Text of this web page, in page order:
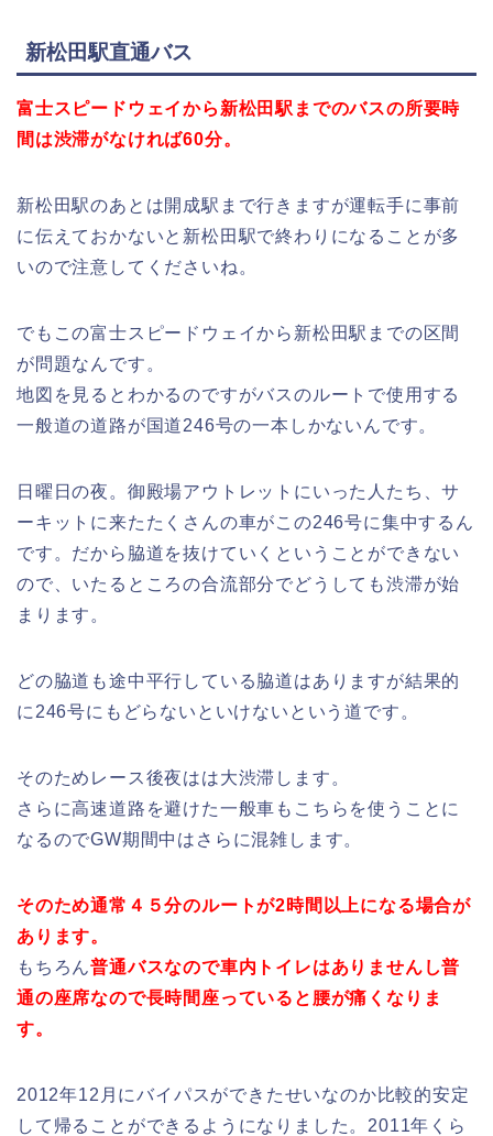
新松田駅直通バス
富士スピードウェイから新松田駅までのバスの所要時
間は渋滞がなければ60分。
新松田駅のあとは開成駅まで行きますが運転手に事前
に伝えておかないと新松田駅で終わりになることが多
いので注意してくださいね。
でもこの富士スピードウェイから新松田駅までの区間
が問題なんです。
地図を見るとわかるのですがバスのルートで使用する
一般道の道路が国道246号の一本しかないんです。
日曜日の夜。御殿場アウトレットにいった人たち、サ
ーキットに来たたくさんの車がこの246号に集中するん
です。だから脇道を抜けていくということができない
ので、いたるところの合流部分でどうしても渋滞が始
まります。
どの脇道も途中平行している脇道はありますが結果的
に246号にもどらないといけないという道です。
そのためレース後夜はは大渋滞します。
さらに高速道路を避けた一般車もこちらを使うことに
なるのでGW期間中はさらに混雑します。
そのため通常４５分のルートが2時間以上になる場合が
あります。
もちろん普通バスなので車内トイレはありませんし普
通の座席なので長時間座っていると腰が痛くなりま
す。
2012年12月にバイパスができたせいなのか比較的安定
して帰ることができるようになりました。2011年くら